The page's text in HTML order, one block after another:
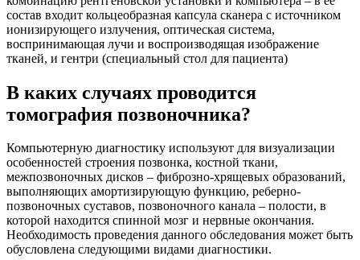
состав входит кольцеобразная капсула сканера с источником
ионизирующего излучения, оптическая система,
воспринимающая лучи и воспроизводящая изображение
тканей, и гентри (специальный стол для пациента)
В каких случаях проводится
томография позвоночника?
Компьютерную диагностику используют для визуализации
особенностей строения позвонка, костной ткани,
межпозвоночных дисков – фиброзно-хрящевых образований,
выполняющих амортизирующую функцию, реберно-
позвоночных суставов, позвоночного канала – полости, в
которой находится спинной мозг и нервные окончания.
Необходимость проведения данного обследования может быть
обусловлена следующими видами диагностики.